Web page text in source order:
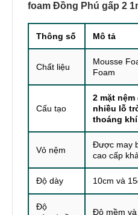
foam Đồng Phú gấp 2
Thông số Mô tả
Chất liệu
Mousse
Foam
Cấu tạo
2 mặt
nhiều lỗ
thoáng khí
Vỏ nệm
Được may
cao cấp
Độ dày 10cm và
Độ
Độ mềm